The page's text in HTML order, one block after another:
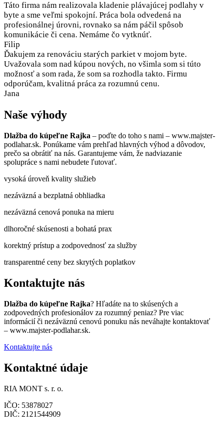
Táto firma nám realizovala kladenie plávajúcej podlahy v
byte a sme veľmi spokojní. Práca bola odvedená na
profesionálnej úrovni, rovnako sa nám páčil spôsob
komunikácie či cena. Nemáme čo vytknúť.
Filip
Ďakujem za renováciu starých parkiet v mojom byte.
Uvažovala som nad kúpou nových, no všimla som si túto
možnosť a som rada, že som sa rozhodla takto. Firmu
odporúčam, kvalitná práca za rozumnú cenu.
Jana
Naše výhody
Dlažba do kúpeľne Rajka – poďte do toho s nami – www.majster-
podlahar.sk. Ponúkame vám prehľad hlavných výhod a dôvodov,
prečo sa obrátiť na nás. Garantujeme vám, že nadviazanie
spolupráce s nami nebudete ľutovať.
vysoká úroveň kvality služieb
nezáväzná a bezplatná obhliadka
nezáväzná cenová ponuka na mieru
dlhoročné skúsenosti a bohatá prax
korektný prístup a zodpovednosť za služby
transparentné ceny bez skrytých poplatkov
Kontaktujte nás
Dlažba do kúpeľne Rajka? Hľadáte na to skúsených a
zodpovedných profesionálov za rozumný peniaz? Pre viac
informácií či nezáväznú cenovú ponuku nás neváhajte kontaktovať
– www.majster-podlahar.sk.
Kontaktujte nás
Kontaktné údaje
RIA MONT s. r. o.
IČO: 53878027
DIČ: 2121544909